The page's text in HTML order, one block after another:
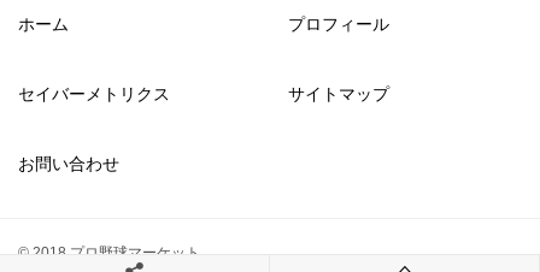
ホーム プロフィール
セイバーメトリクス サイトマップ
お問い合わせ
© 2018 プロ野球マーケット